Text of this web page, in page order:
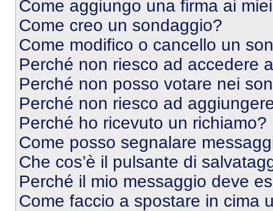
Come aggiungo una firma ai
Come creo un sondaggio?
Come modifico o cancello un
Perché non riesco ad accedere
Perché non posso votare nei
Perché non riesco ad
Perché ho ricevuto un richiamo?
Come posso segnalare
Che cos’è il pulsante di
Perché il mio messaggio deve
Come faccio a spostare in cima